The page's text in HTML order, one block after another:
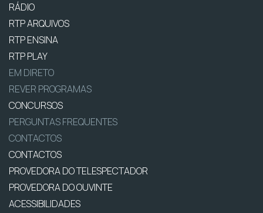
RÁDIO
RTP ARQUIVOS
RTP ENSINA
RTP PLAY
EM DIRETO
REVER PROGRAMAS
CONCURSOS
PERGUNTAS FREQUENTES
CONTACTOS
CONTACTOS
PROVEDORA DO TELESPECTADOR
PROVEDORA DO OUVINTE
ACESSIBILIDADES